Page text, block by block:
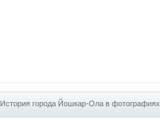
История города Йошкар-Ола в фотографиях